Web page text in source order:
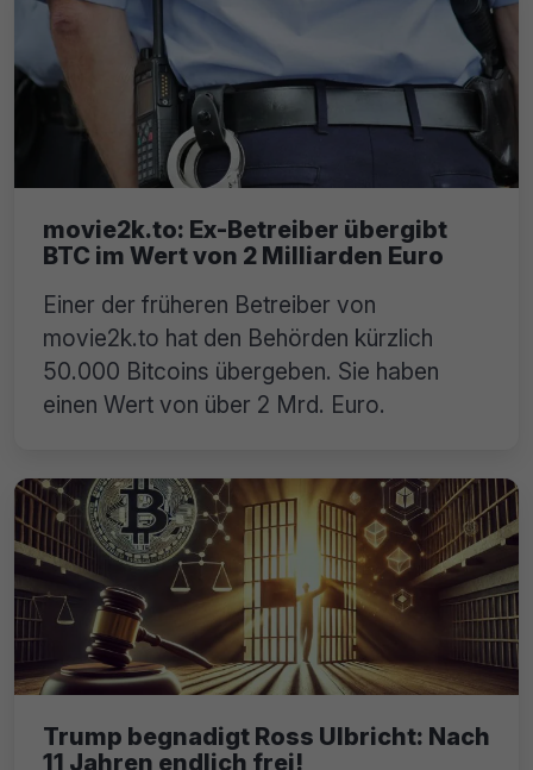
movie2k.to: Ex-Betreiber übergibt
BTC im Wert von 2 Milliarden Euro
Einer der früheren Betreiber von
movie2k.to hat den Behörden kürzlich
50.000 Bitcoins übergeben. Sie haben
einen Wert von über 2 Mrd. Euro.
Trump begnadigt Ross Ulbricht: Nach
11 Jahren endlich frei!